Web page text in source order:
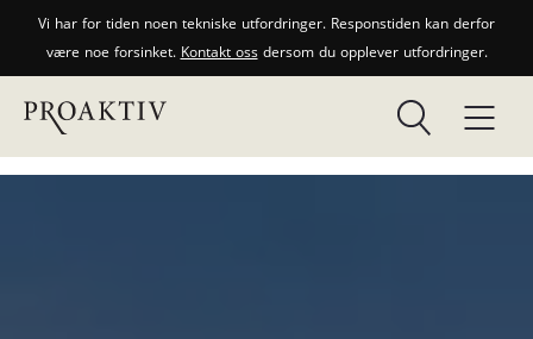
Vi har for tiden noen tekniske utfordringer. Responstiden kan derfor
være noe forsinket. Kontakt ossdersom du opplever utfordringer.